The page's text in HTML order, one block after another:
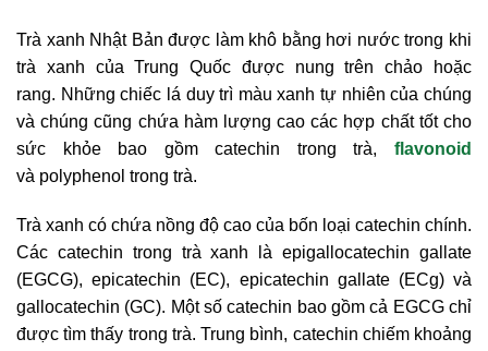
Trà xanh Nhật Bản được làm khô bằng hơi nước trong khi
trà xanh của Trung Quốc được nung trên chảo hoặc
rang. Những chiếc lá duy trì màu xanh tự nhiên của chúng
và chúng cũng chứa hàm lượng cao các hợp chất tốt cho
sức khỏe bao gồm catechin trong trà, flavonoid
và polyphenol trong trà.
Trà xanh có chứa nồng độ cao của bốn loại catechin chính.
Các catechin trong trà xanh là epigallocatechin gallate
(EGCG), epicatechin (EC), epicatechin gallate (ECg) và
gallocatechin (GC). Một số catechin bao gồm cả EGCG chỉ
được tìm thấy trong trà. Trung bình, catechin chiếm khoảng